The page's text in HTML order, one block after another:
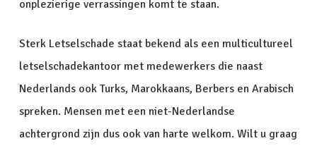
onplezierige verrassingen komt te staan.
Sterk Letselschade staat bekend als een multicultureel
letselschadekantoor met medewerkers die naast
Nederlands ook Turks, Marokkaans, Berbers en Arabisch
spreken. Mensen met een niet-Nederlandse
achtergrond zijn dus ook van harte welkom. Wilt u graag